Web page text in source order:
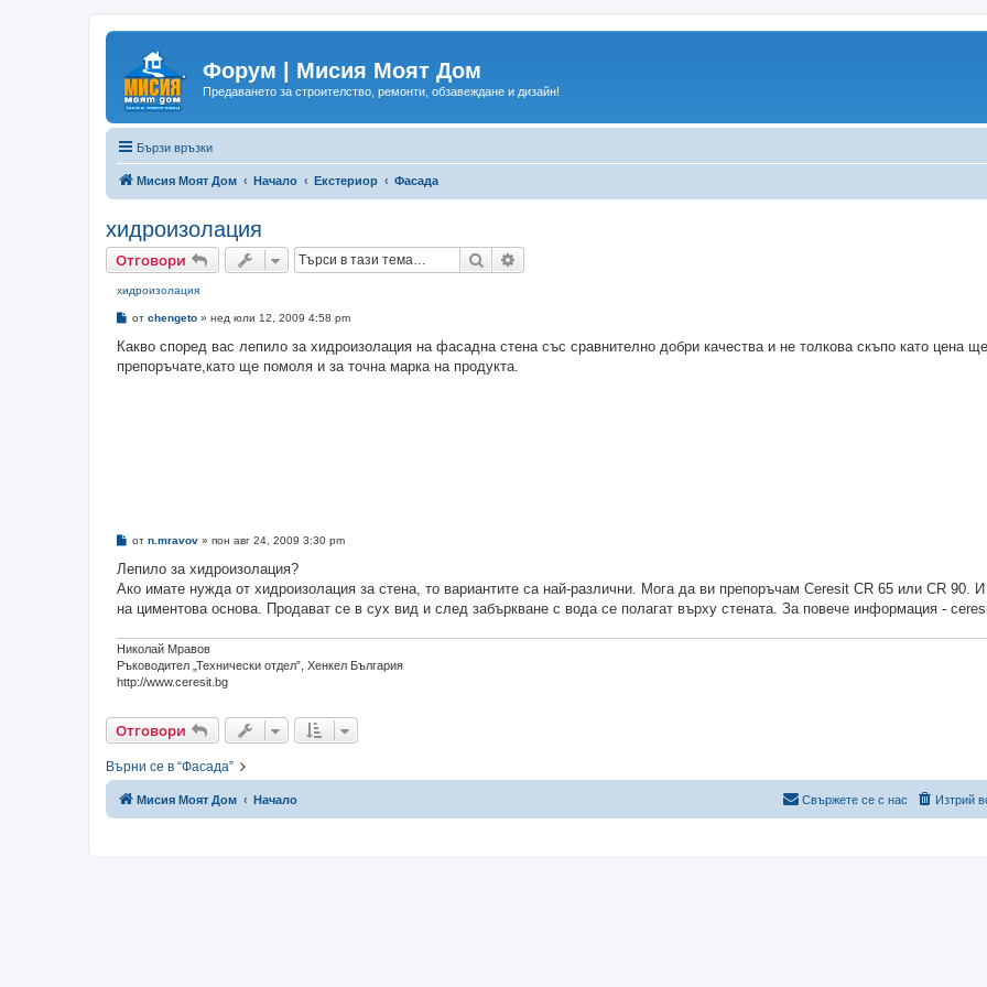
Форум | Мисия Моят Дом
Предаването за строителство, ремонти, обзавеждане и дизайн!
Бързи връзки
Мисия Моят Дом Начало Екстериор Фасада
хидроизолация
Отговори Търсене
хидроизолация
М
е
и
от chengeto » нед юли 12, 2009 4:58 pm
Какво според вас лепило за хидроизолация на фасадна стена със сравнително добри качества и не толкова скъпо като цена
препоръчате,като ще помоля и за точна марка на продукта.
М
е
и
е
от n.mravov » пон авг 24, 2009 3:30 pm
Лепило за хидроизолация?
Ако имате нужда от хидроизолация за стена, то вариантите са най-различни. Мога да ви препоръчам Ceresit CR 65 или CR 90.
на циментова основа. Продават се в сух вид и след забъркване с вода се полагат върху стената. За повече информация -
Николай Мравов
Ръководител „Технически отдел”, Хенкел България
http://www.ceresit.bg
Отговори
Върни се в “Фасада”
Мисия Моят Дом Начало Изтрий
Свържете се с нас